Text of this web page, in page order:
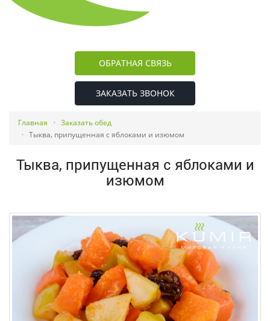
ОБРАТНАЯ СВЯЗЬ
ЗАКАЗАТЬ ЗВОНОК
Главная
Заказать обед
Тыква, припущенная с яблоками и изюмом
Тыква, припущенная с яблоками и
изюмом